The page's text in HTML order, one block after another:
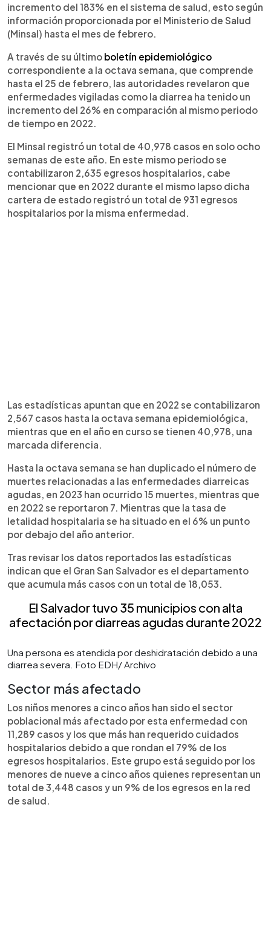
incremento del 183% en el sistema de salud, esto según
información proporcionada por el Ministerio de Salud
(Minsal) hasta el mes de febrero.
A través de su último boletín epidemiológico
correspondiente a la octava semana, que comprende
hasta el 25 de febrero, las autoridades revelaron que
enfermedades vigiladas como la diarrea ha tenido un
incremento del 26% en comparación al mismo periodo
de tiempo en 2022.
El Minsal registró un total de 40,978 casos en solo ocho
semanas de este año. En este mismo periodo se
contabilizaron 2,635 egresos hospitalarios, cabe
mencionar que en 2022 durante el mismo lapso dicha
cartera de estado registró un total de 931 egresos
hospitalarios por la misma enfermedad.
Las estadísticas apuntan que en 2022 se contabilizaron
2,567 casos hasta la octava semana epidemiológica,
mientras que en el año en curso se tienen 40,978, una
marcada diferencia.
Hasta la octava semana se han duplicado el número de
muertes relacionadas a las enfermedades diarreicas
agudas, en 2023 han ocurrido 15 muertes, mientras que
en 2022 se reportaron 7. Mientras que la tasa de
letalidad hospitalaria se ha situado en el 6% un punto
por debajo del año anterior.
Tras revisar los datos reportados las estadísticas
indican que el Gran San Salvador es el departamento
que acumula más casos con un total de 18,053.
El Salvador tuvo 35 municipios con alta
afectación por diarreas agudas durante 2022
Una persona es atendida por deshidratación debido a una
diarrea severa. Foto EDH/ Archivo
Sector más afectado
Los niños menores a cinco años han sido el sector
poblacional más afectado por esta enfermedad con
11,289 casos y los que más han requerido cuidados
hospitalarios debido a que rondan el 79% de los
egresos hospitalarios. Este grupo está seguido por los
menores de nueve a cinco años quienes representan un
total de 3,448 casos y un 9% de los egresos en la red
de salud.